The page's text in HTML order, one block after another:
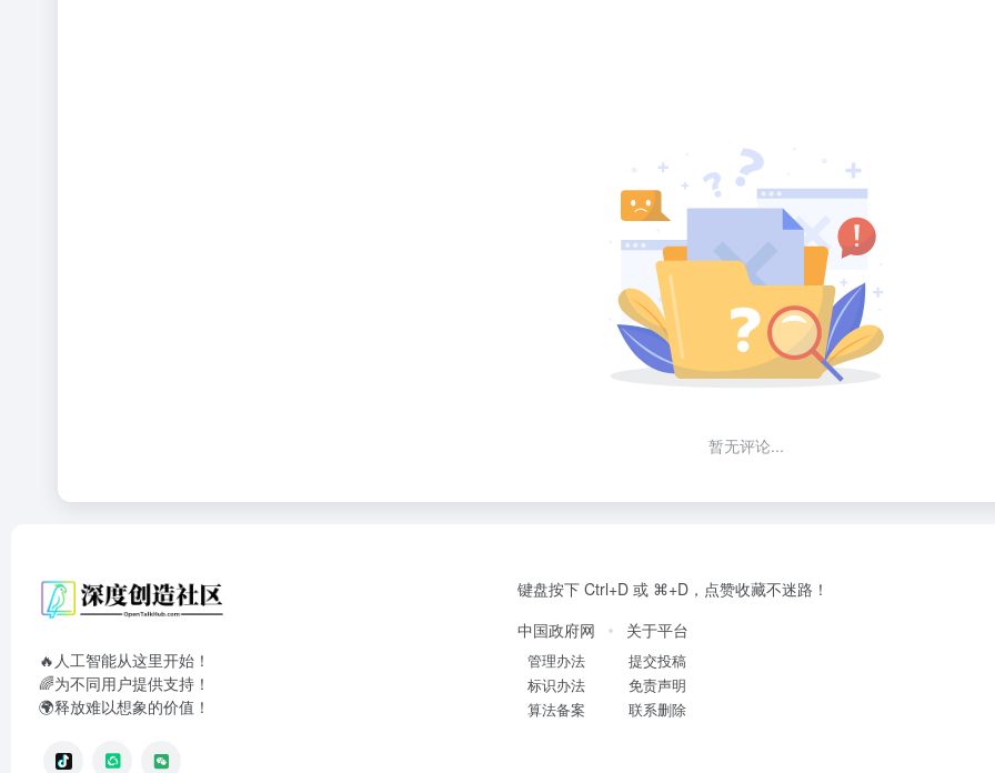
暂无评论...
🔥人工智能从这里开始！
🌈为不同用户提供支持！
🌍释放难以想象的价值！
键盘按下 Ctrl+D 或 ⌘+D，点赞收藏不迷路！
中国政府网
管理办法
标识办法
算法备案
关于平台
提交投稿
免责声明
联系删除